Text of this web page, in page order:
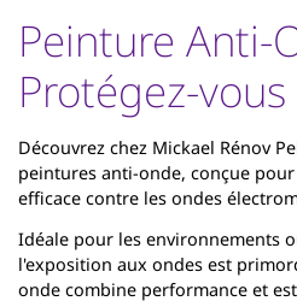
Peinture Anti-
Protégez-
Découvrez chez Mickael Rénov
peintures anti-onde, conçue
efficace contre les ondes
Idéale pour les environnements
l'exposition aux ondes est
onde combine performance et